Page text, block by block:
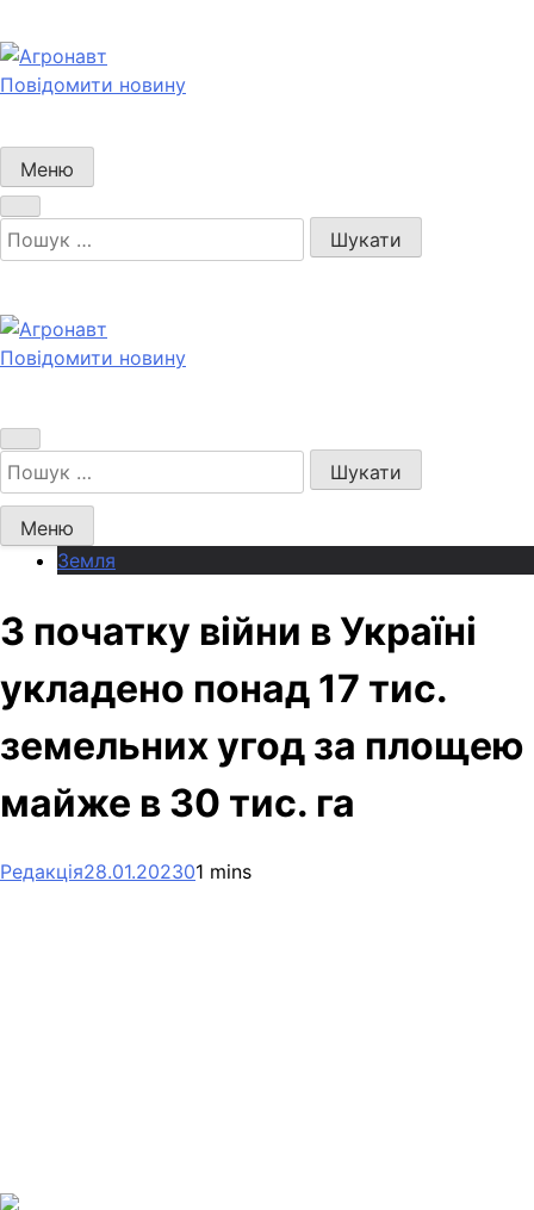
до
вмісту
Новини українського агробізнесу
Повідомити новину
Меню
Пошук:
Агронавт
Новини українського агробізнесу
Повідомити новину
Пошук:
Меню
Земля
З початку війни в Україні
укладено понад 17 тис.
земельних угод за площею
майже в 30 тис. га
Редакція28.01.202301 mins
Link
Print